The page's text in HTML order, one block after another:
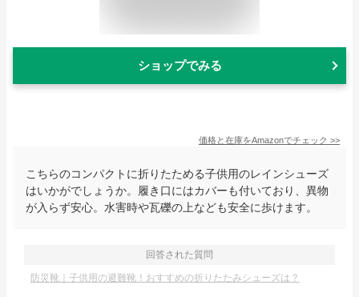
ショップでみる
価格と在庫をAmazonでチェック >>
こちらのコンパクトに折りたためる子供用のレインシューズ
はいかがでしょうか。履き口にはカバーも付いており、異物
が入らず安心。水害時や瓦礫の上なども安全に歩けます。
回答された質問
防災靴｜子供用の避難靴！おすすめの折りたたみシューズは？